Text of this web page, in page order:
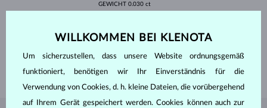
GEWICHT 0.030 ct
9.20 mm
LÄNGE 420.00 mm
GEWICHT
WILLKOMMEN BEI KLENOTA
Um sicherzustellen, dass unsere Website ordnungsgemäß
funktioniert, benötigen wir Ihr Einverständnis für die
Verwendung von Cookies, d. h. kleine Dateien, die vorübergehend
auf Ihrem Gerät gespeichert werden. Cookies können auch zur